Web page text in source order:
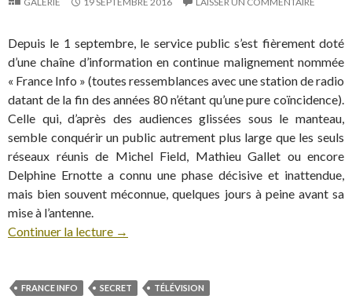
Depuis le 1 septembre, le service public s’est fièrement doté
d’une chaîne d’information en continue malignement nommée
« France Info » (toutes ressemblances avec une station de radio
datant de la fin des années 80 n’étant qu’une pure coïncidence).
Celle qui, d’après des audiences glissées sous le manteau,
semble conquérir un public autrement plus large que les seuls
réseaux réunis de Michel Field, Mathieu Gallet ou encore
Delphine Ernotte a connu une phase décisive et inattendue,
mais bien souvent méconnue, quelques jours à peine avant sa
mise à l’antenne.
Continuer la lecture →
FRANCE INFO SECRET TÉLÉVISION